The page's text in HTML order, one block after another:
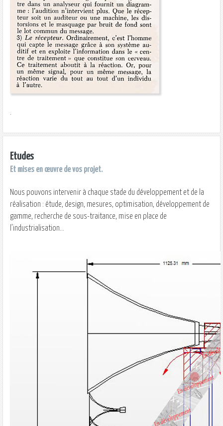
.
Etudes
Et mises en œuvrede vos projet.
Nous pouvons intervenir à chaque stade du développement et de la
réalisation : étude, design, mesures, optimisation, développement de
gamme, recherche de sous-traitance, mise en place de
l’industrialisation…